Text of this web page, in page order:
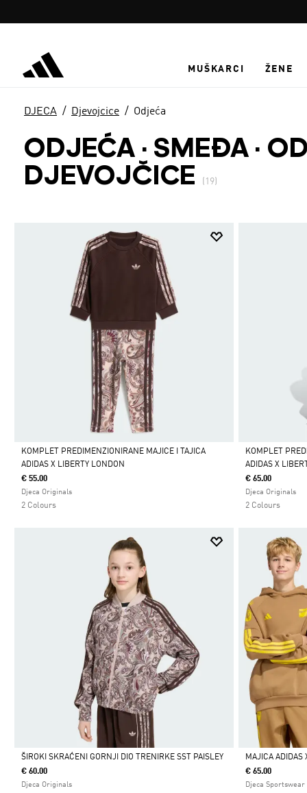
MUŠKARCI ŽENE
DJECA Djevojcice Odjeća
ODJEĆA · SMEĐA ·
DJEVOJČICE
(19)
Da
KOMPLET PREDIMENZIONIRANE MAJICE I TAJICA
ADIDAS X LIBERTY LONDON
€ 55.00
Djeca Originals
2 Colours
Da
KOMPLET
ADIDAS X
€ 65.00
Djeca Originals
2 Colours
Da
ŠIROKI SKRAĆENI GORNJI DIO TRENIRKE SST PAISLEY
€ 60.00
Djeca Originals Da
MAJICA ADIDAS
€ 65.00
Djeca Sportswear